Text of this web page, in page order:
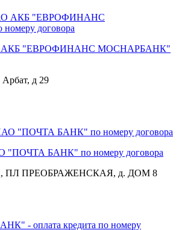
АКБ "ЕВРОФИНАНС МОСНАРБАНК"
д 29
"ПОЧТА БАНК" по номеру договора
ПЛ ПРЕОБРАЖЕНСКАЯ, д. ДОМ 8